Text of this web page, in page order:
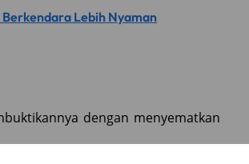
Lebih Nyaman
dengan menyematkan